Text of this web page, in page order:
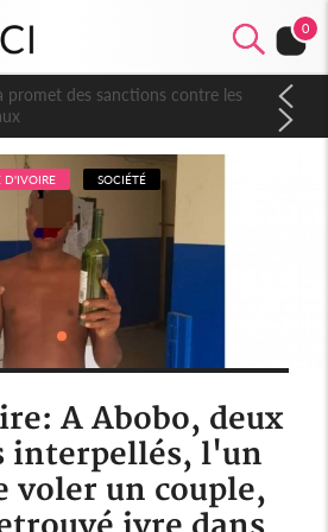
0
des sanctions contre les
D'IVOIRE SOCIÉTÉ
A Abobo, deux
interpellés, l'un
voler un couple,